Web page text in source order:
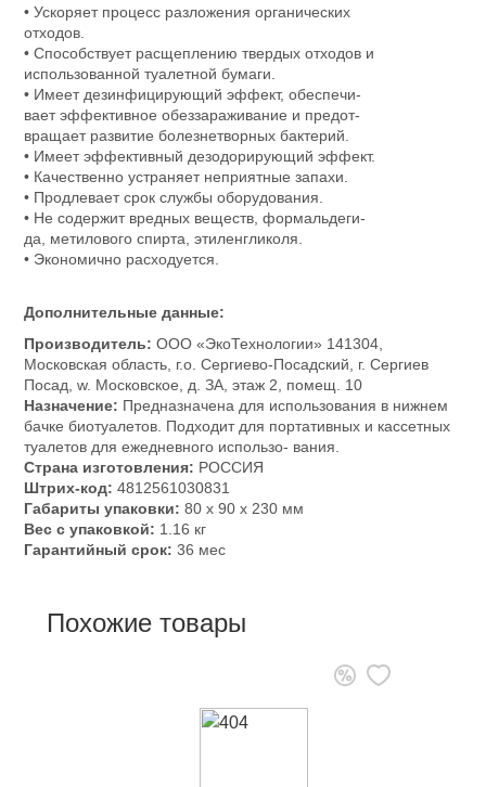
• Ускоряет процесс разложения органических
отходов.
• Способствует расщеплению твердых отходов и
использованной туалетной бумаги.
• Имеет дезинфицирующий эффект, обеспечи-
вает эффективное обеззараживание и предот-
вращает развитие болезнетворных бактерий.
• Имеет эффективный дезодорирующий эффект.
• Качественно устраняет неприятные запахи.
• Продлевает срок службы оборудования.
• Не содержит вредных веществ, формальдеги-
да, метилового спирта, этиленгликоля.
• Экономично расходуется.
Дополнительные данные:
Производитель: ООО «ЭкоТехнологии» 141304,
Московская область, г.о. Сергиево-Посадский, г. Сергиев
Посад, w. Московское, д. ЗА, этаж 2, помещ. 10
Назначение: Предназначена для использования в нижнем
бачке биотуалетов. Подходит для портативных и кассетных
туалетов для ежедневного использо- вания.
Страна изготовления: РОССИЯ
Штрих-код: 4812561030831
Габариты упаковки: 80 x 90 x 230 мм
Вес с упаковкой: 1.16 кг
Гарантийный срок: 36 мес
Похожие товары